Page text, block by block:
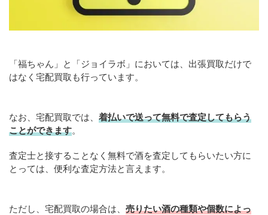
「福ちゃん」と「ジョイラボ」においては、出張買取だけで
はなく宅配買取も行っています。
なお、宅配買取では、 着払いで送って無料で査定してもらう
ことができます。
査定士と接することなく無料で酒を査定してもらいたい方に
とっては、便利な査定方法と言えます。
ただし、宅配買取の場合は、 売りたい酒の種類や個数によっ